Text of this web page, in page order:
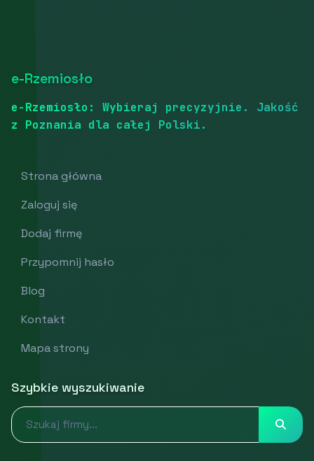
e-Rzemiosło
e-Rzemiosło: Wybieraj precyzyjnie. Jakość
z Poznania dla całej Polski.
Strona główna
Zaloguj się
Dodaj firmę
Przypomnij hasło
Blog
Kontakt
Mapa strony
Szybkie wyszukiwanie